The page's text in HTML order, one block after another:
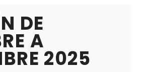
DE
A
2025